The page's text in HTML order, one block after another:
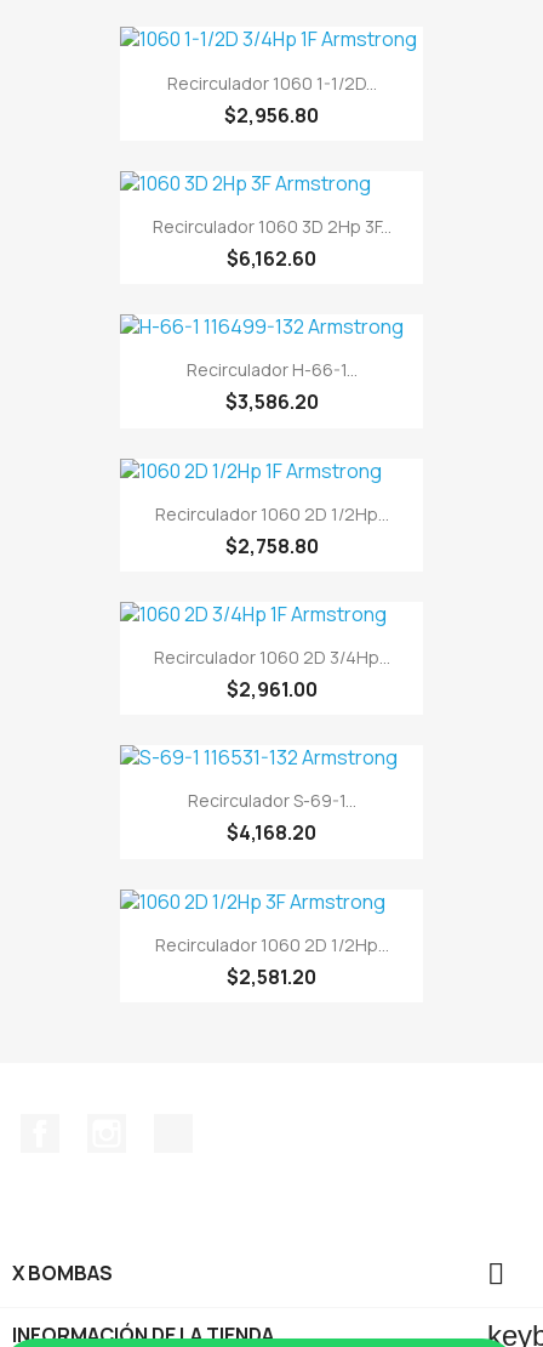
Recirculador 1060 1-1/2D...
$2,956.80
Recirculador 1060 3D 2Hp 3F...
$6,162.60
Recirculador H-66-1...
$3,586.20
Recirculador 1060 2D 1/2Hp...
$2,758.80
Recirculador 1060 2D 3/4Hp...
$2,961.00
Recirculador S-69-1...
$4,168.20
Recirculador 1060 2D 1/2Hp...
$2,581.20
X BOMBAS 
INFORMACIÓN DE LA TIENDA